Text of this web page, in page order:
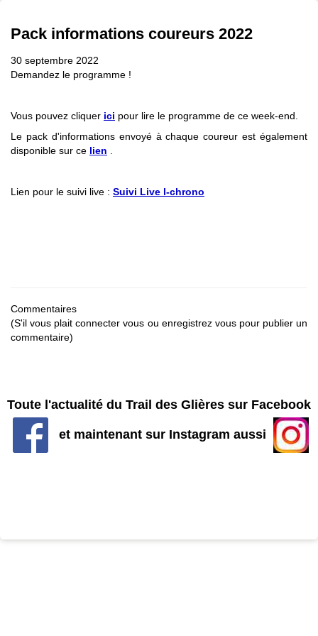
Pack informations coureurs 2022
30 septembre 2022
Demandez le programme !
Vous pouvez cliquer ici pour lire le programme de ce week-end.
Le pack d'informations envoyé à chaque coureur est également
disponible sur ce lien
Lien pour le suivi live : Suivi Live l-chrono
Commentaires
(S'il vous plait connecter vous ou enregistrez vous pour publier un
commentaire)
Toute l'actualité du Trail des Glières sur Facebook
et maintenant sur Instagram aussi